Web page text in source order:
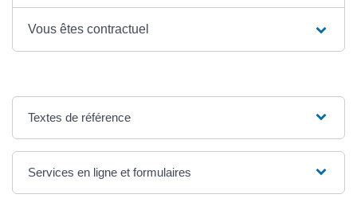
Vous êtes contractuel
Textes de référence
Services en ligne et formulaires